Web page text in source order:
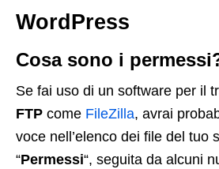
WordPress
Cosa sono i
Se fai uso di un software per il
FTP come FileZilla, avrai
voce nell’elenco dei file del tuo
“Permessi“, seguita da alcuni